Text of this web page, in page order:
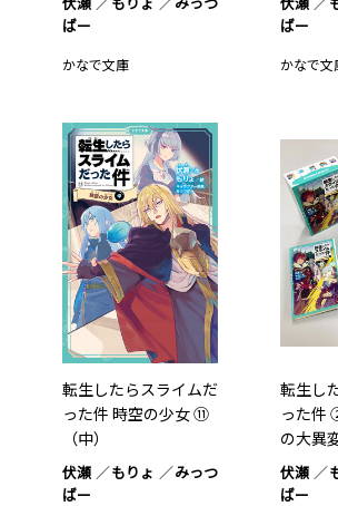
ばー
かなで文庫
ばー
かなで文
転生したらスライムだ
った件 時空の少女 ⑪
（中）
伏瀬 もりょ
みっつ
ばー
転生し
った件
の大
伏瀬
ばー